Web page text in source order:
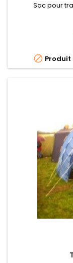
Sac pour
 Produit